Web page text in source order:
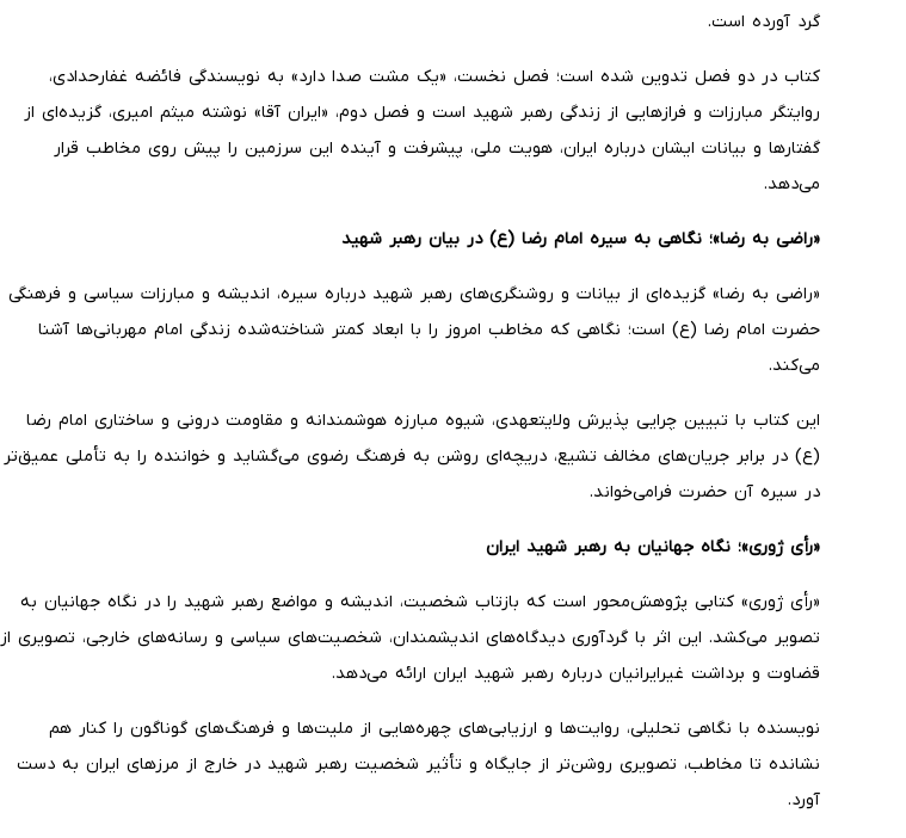
گرد آورده است.
کتاب در دو فصل تدوین شده است؛ فصل نخست، «یک مشت صدا دارد» به نویسندگی فائضه غفارحدادی،
روایتگر مبارزات و فرازهایی از زندگی رهبر شهید است و فصل دوم، «ایران آقا» نوشته میثم امیری، گزیده‌ای از
گفتارها و بیانات ایشان درباره ایران، هویت ملی، پیشرفت و آینده این سرزمین را پیش روی مخاطب قرار
می‌دهد.
«راضی به رضا»؛ نگاهی به سیره امام رضا (ع) در بیان رهبر شهید
«راضی به رضا» گزیده‌ای از بیانات و روشنگری‌های رهبر شهید درباره سیره، اندیشه و مبارزات سیاسی و فرهنگی
حضرت امام رضا (ع) است؛ نگاهی که مخاطب امروز را با ابعاد کمتر شناخته‌شده زندگی امام مهربانی‌ها آشنا
می‌کند.
این کتاب با تبیین چرایی پذیرش ولایتعهدی، شیوه مبارزه هوشمندانه و مقاومت درونی و ساختاری امام رضا
(ع) در برابر جریان‌های مخالف تشیع، دریچه‌ای روشن به فرهنگ رضوی می‌گشاید و خواننده را به تأملی عمیق‌تر
در سیره آن حضرت فرامی‌خواند.
«رأی ژوری»؛ نگاه جهانیان به رهبر شهید ایران
«رأی ژوری» کتابی پژوهش‌محور است که بازتاب شخصیت، اندیشه و مواضع رهبر شهید را در نگاه جهانیان به
تصویر می‌کشد. این اثر با گردآوری دیدگاه‌های اندیشمندان، شخصیت‌های سیاسی و رسانه‌های خارجی، تصویری از
قضاوت و برداشت غیرایرانیان درباره رهبر شهید ایران ارائه می‌دهد.
نویسنده با نگاهی تحلیلی، روایت‌ها و ارزیابی‌های چهره‌هایی از ملیت‌ها و فرهنگ‌های گوناگون را کنار هم
نشانده تا مخاطب، تصویری روشن‌تر از جایگاه و تأثیر شخصیت رهبر شهید در خارج از مرزهای ایران به دست
آورد.